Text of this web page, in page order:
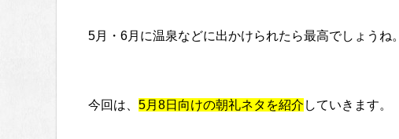
5月・6月に温泉などに出かけられたら最高でしょうね。
今回は、 5月8日向けの朝礼ネタを紹介 していきます。